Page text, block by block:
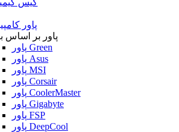
کیس
پاور
پاور بر اساس
پاور Green
پاور Asus
پاور MSI
پاور Corsair
پاور CoolerMaster
پاور Gigabyte
پاور FSP
پاور DeepCool